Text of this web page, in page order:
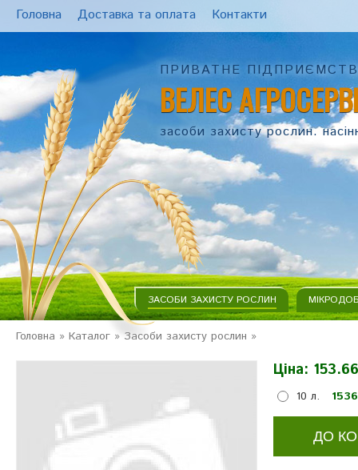
ПРИВАТНЕ
ВЕЛЕС
засоби захисту рослин.
Головна Доставка та оплата Контакти
ЗАСОБИ ЗАХИСТУ РОСЛИН
Головна » Каталог » Засоби захисту рослин »
Ціна:
10 л.